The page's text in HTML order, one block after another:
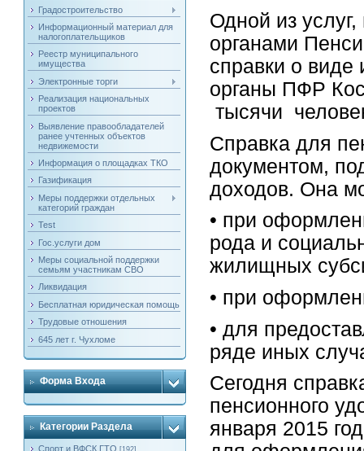
Градостроительство
Информационный материал для
налогоплательщиков
Реестр муниципального
имущества
Электронные торги
Реализация национальных
проектов
Выявление правообладателей
ранее учтенных объектов
недвижемости
Информация о площадках ТКО
Газификация
Меры поддержки отдельных
категорий граждан
Test
Гос.услуги дом
Меры социальной поддержки
семьям участникам СВО
Ликвидация
Бесплатная юридическая помощь
Трудовые отношения
645 лет г. Чухломе
Форма Входа
Категории Раздела
Спорт и ВФСК ГТО [192]
Одной из
органами
справки о виде
органы ПФР
тысячи
Справка для
документом,
доходов. Она
• при
рода и
жилищных
• при
• для
ряде иных
Сегодня
пенсионного
января 2015